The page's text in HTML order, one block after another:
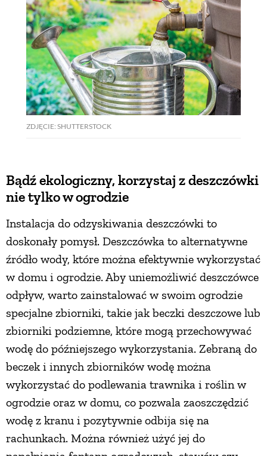
ZDJĘCIE: SHUTTERSTOCK
Bądź ekologiczny, korzystaj z deszczówki
nie tylko w ogrodzie
Instalacja do odzyskiwania deszczówki to
doskonały pomysł. Deszczówka to alternatywne
źródło wody, które można efektywnie wykorzystać
w domu i ogrodzie. Aby uniemożliwić deszczówce
odpływ, warto zainstalować w swoim ogrodzie
specjalne zbiorniki, takie jak beczki deszczowe lub
zbiorniki podziemne, które mogą przechowywać
wodę do późniejszego wykorzystania. Zebraną do
beczek i innych zbiorników wodę można
wykorzystać do podlewania trawnika i roślin w
ogrodzie oraz w domu, co pozwala zaoszczędzić
wodę z kranu i pozytywnie odbija się na
rachunkach. Można również użyć jej do